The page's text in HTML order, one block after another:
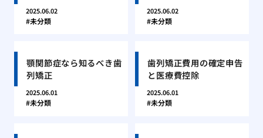
2025.06.02
未分類
2025.06.02
未分類
顎関節症なら知るべき歯
列矯正
2025.06.01
未分類
歯列矯正費用の確定申告
と医療費控除
2025.06.01
未分類